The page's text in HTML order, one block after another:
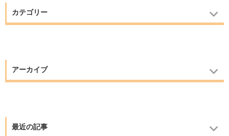
カテゴリー
アーカイブ
最近の記事